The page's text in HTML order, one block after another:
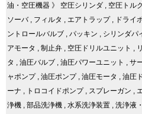
油・空圧機器 》 空圧シリンダ 空圧トル
ソーバ, フィルタ エアトラップ, ドライ
ントロールバルブ
パッキン シリンダパ
アモータ
制止弁 空圧ドリルユニット
タ
油圧バルブ 油圧パワーユニット サ
ャポンプ, 油圧ポンプ, 油圧モータ 油圧
ーナ
トロコイドポンプ, スプレーガン
浄機
部品洗浄機 水系洗浄装置 洗浄液